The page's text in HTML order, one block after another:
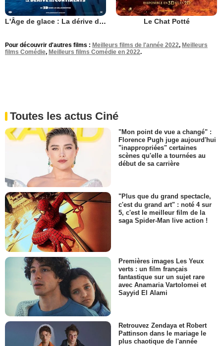
L'Âge de glace : La dérive des continents Le Chat Potté
Pour découvrir d'autres films : Meilleurs films de l'année 2022, Meilleurs
films Comédie, Meilleurs films Comédie en 2022.
Toutes les actus Ciné
"Mon point de vue a changé" :
Florence Pugh juge aujourd'hui
"inappropriées" certaines
scènes qu'elle a tournées au
début de sa carrière
"Plus que du grand spectacle,
c'est du grand art" : noté 4 sur
5, c'est le meilleur film de la
saga Spider-Man live action !
Premières images Les Yeux
verts : un film français
fantastique sur un sujet rare
avec Anamaria Vartolomei et
Sayyid El Alami
Retrouvez Zendaya et Robert
Pattinson dans le mariage le
plus chaotique de l'année